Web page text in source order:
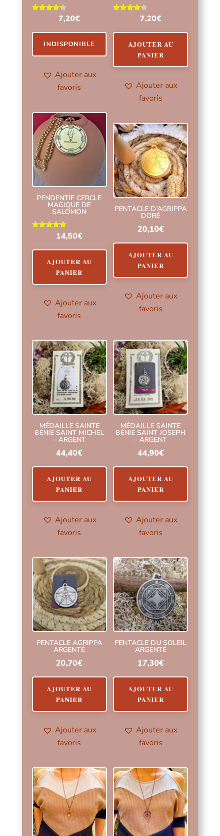
7,20€
INDISPONIBLE
Ajouter aux
favoris
7,20€
AJOUTER AU
PANIER
Ajouter aux
favoris
PENDENTIF CERCLE
MAGIQUE DE
SALOMON
Note14,50€
AJOUTER AU
PANIER
Ajouter aux
favoris
PENTACLE D’AGRIPPA
DORÉ
20,10€
AJOUTER AU
PANIER
Ajouter aux
favoris
MÉDAILLE SAINTE
BÉNIE SAINT MICHEL
– ARGENT
44,40€
AJOUTER AU
PANIER
Ajouter aux
favoris
MÉDAILLE SAINTE
BÉNIE SAINT JOSEPH
– ARGENT
44,90€
AJOUTER AU
PANIER
Ajouter aux
favoris
PENTACLE AGRIPPA
ARGENTÉ
20,70€
AJOUTER AU
PANIER
Ajouter aux
favoris
PENTACLE DU SOLEIL
ARGENTÉ
17,30€
AJOUTER AU
PANIER
Ajouter aux
favoris